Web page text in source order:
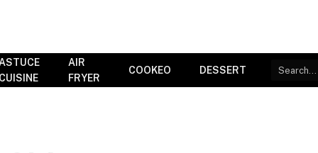
ASTUCE
CUISINE
AIR
FRYER
COOKEO DESSERT